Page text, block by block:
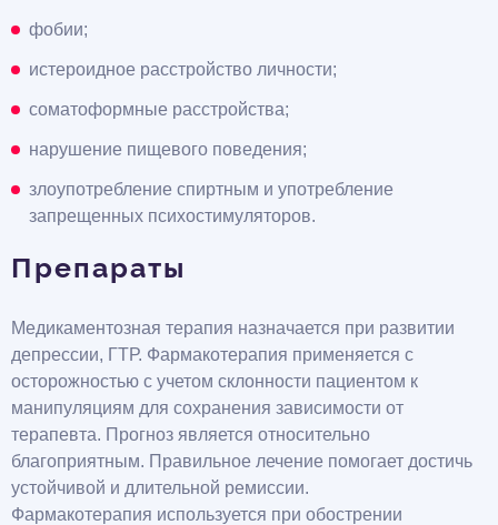
фобии;
истероидное расстройство личности;
соматоформные расстройства;
нарушение пищевого поведения;
злоупотребление спиртным и употребление
запрещенных психостимуляторов.
Препараты
Медикаментозная терапия назначается при развитии
депрессии, ГТР. Фармакотерапия применяется с
осторожностью с учетом склонности пациентом к
манипуляциям для сохранения зависимости от
терапевта. Прогноз является относительно
благоприятным. Правильное лечение помогает достичь
устойчивой и длительной ремиссии.
Фармакотерапия используется при обострении